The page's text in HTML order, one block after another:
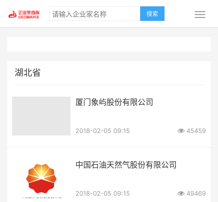
搜索
湖北省
厦门象屿股份有限公司
2018-02-05 09:15 45459
中国石油天然气股份有限公司
2018-02-05 09:15 49469